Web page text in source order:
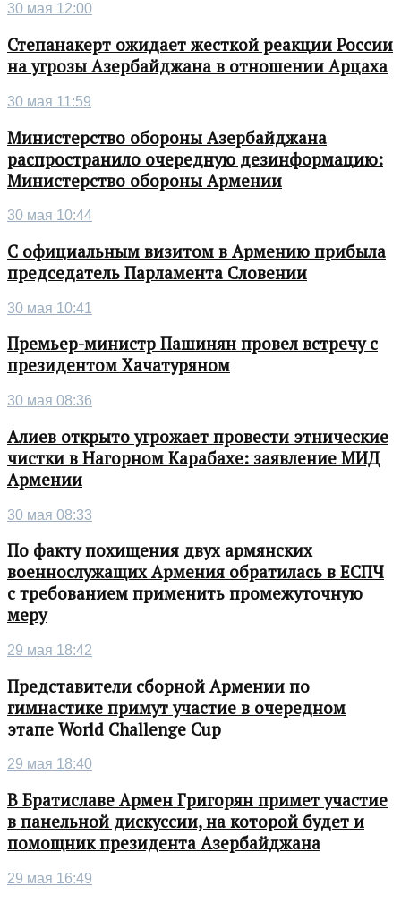
30 мая 12:00
Степанакерт ожидает жесткой реакции России
на угрозы Азербайджана в отношении Арцаха
30 мая 11:59
Министерство обороны Азербайджана
распространило очередную дезинформацию:
Министерство обороны Армении
30 мая 10:44
С официальным визитом в Армению прибыла
председатель Парламента Словении
30 мая 10:41
Премьер-министр Пашинян провел встречу с
президентом Хачатуряном
30 мая 08:36
Алиев открыто угрожает провести этнические
чистки в Нагорном Карабахе: заявление МИД
Армении
30 мая 08:33
По факту похищения двух армянских
военнослужащих Армения обратилась в ЕСПЧ
с требованием применить промежуточную
меру
29 мая 18:42
Представители сборной Армении по
гимнастике примут участие в очередном
этапе World Challenge Cup
29 мая 18:40
В Братиславе Армен Григорян примет участие
в панельной дискуссии, на которой будет и
помощник президента Азербайджана
29 мая 16:49